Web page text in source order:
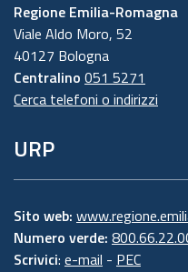
Regione Emilia-Romagna
Viale Aldo Moro, 52
40127 Bologna
Centralino 051 5271
Cerca telefoni o indirizzi
URP
Sito web:
Numero verde:
Scrivici: e-mail - PEC